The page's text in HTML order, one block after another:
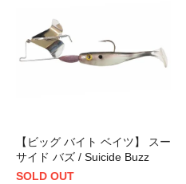
【ビッグ バイト ベイツ】 スー
サイド バズ / Suicide Buzz
SOLD OUT